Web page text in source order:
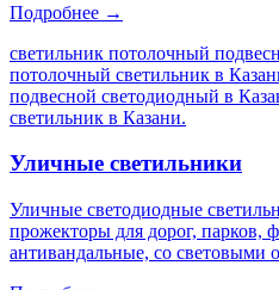
Подробнее →
светильник потолочный
потолочный светильник в
подвесной светодиодный в
светильник в Казани.
Уличные светильники
Уличные светодиодные
прожекторы для дорог, парков,
антивандальные, со световыми